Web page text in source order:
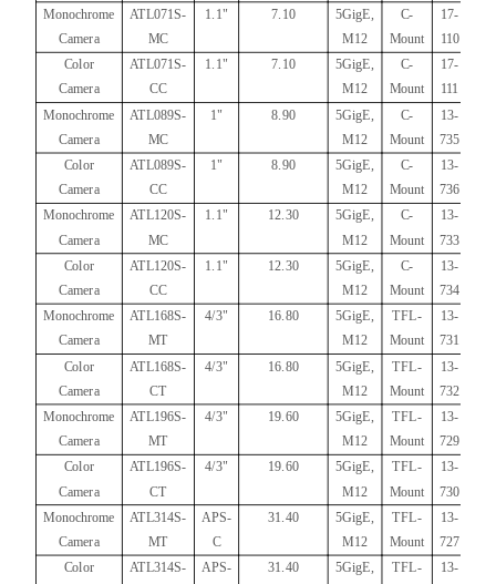
Monochrome
Camera
ATL071S-
MC
1.1" 7.10
5GigE,
M12
C-
Mount
17-
110
Color
Camera
ATL071S-
CC
1.1" 7.10
5GigE,
M12
C-
Mount
17-
111
Monochrome
Camera
ATL089S-
MC
1" 8.90
5GigE,
M12
C-
Mount
13-
735
Color
Camera
ATL089S-
CC
1" 8.90
5GigE,
M12
C-
Mount
13-
736
Monochrome
Camera
ATL120S-
MC
1.1" 12.30
5GigE,
M12
C-
Mount
13-
733
Color
Camera
ATL120S-
CC
1.1" 12.30
5GigE,
M12
C-
Mount
13-
734
Monochrome
Camera
ATL168S-
MT
4/3" 16.80
5GigE,
M12
TFL-
Mount
13-
731
Color
Camera
ATL168S-
CT
4/3" 16.80
5GigE,
M12
TFL-
Mount
13-
732
Monochrome
Camera
ATL196S-
MT
4/3" 19.60
5GigE,
M12
TFL-
Mount
13-
729
Color
Camera
ATL196S-
CT
4/3" 19.60
5GigE,
M12
TFL-
Mount
13-
730
Monochrome
Camera
ATL314S-
MT
APS-
C
31.40
5GigE,
M12
TFL-
Mount
13-
727
Color
ATL314S-
APS-
31.40
5GigE,
TFL-
13-